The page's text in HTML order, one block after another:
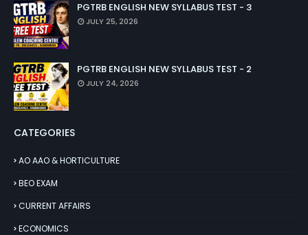
PGTRB ENGLISH NEW SYLLABUS TEST - 3
JULY 25, 2026
PGTRB ENGLISH NEW SYLLABUS TEST - 2
JULY 24, 2026
CATEGORIES
AO AAO & HORTICULTURE
BEO EXAM
CURRENT AFFAIRS
ECONOMICS